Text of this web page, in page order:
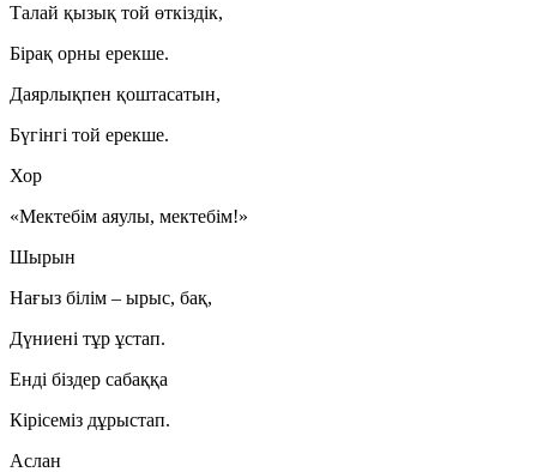
Талай қызық той өткіздік,
Бірақ орны ерекше.
Даярлықпен қоштасатын,
Бүгінгі той ерекше.
Хор
«Мектебім аяулы, мектебім!»
Шырын
Нағыз білім – ырыс, бақ,
Дүниені тұр ұстап.
Енді біздер сабаққа
Кірісеміз дұрыстап.
Аслан